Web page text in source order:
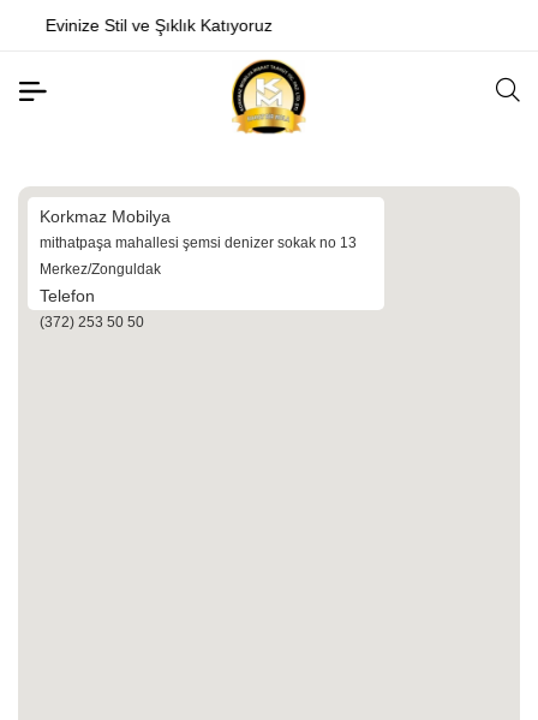
Korkmaz Mobilya
mithatpaşa mahallesi şemsi denizer sokak no 13
Merkez/Zonguldak
Telefon
(372) 253 50 50